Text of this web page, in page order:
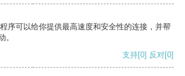
序可以给你提供最高速度和安全性的连接，并帮
。
支持[0] 反对[0]